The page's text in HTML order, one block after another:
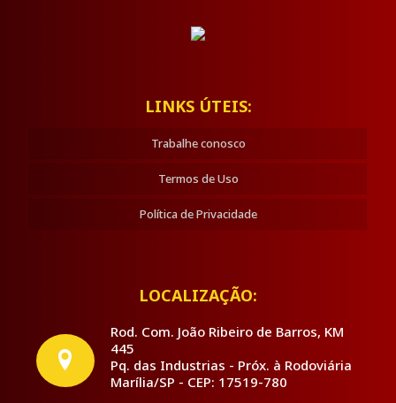
LINKS ÚTEIS:
Trabalhe conosco
Termos de Uso
Política de Privacidade
LOCALIZAÇÃO:
Rod. Com. João Ribeiro de Barros, KM
445
Pq. das Industrias - Próx. à Rodoviária
Marília/SP - CEP: 17519-780